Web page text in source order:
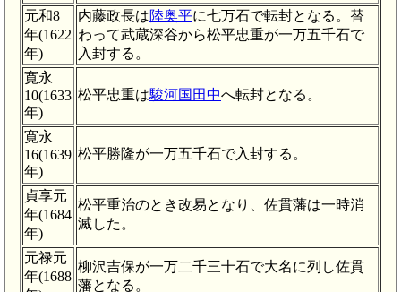
元和8
年(1622
年)
内藤政長は陸奥平に七万石で転封となる。替
わって武蔵深谷から松平忠重が一万五千石で
入封する。
寛永
10(1633
年)
松平忠重は駿河国田中へ転封となる。
寛永
16(1639
年)
松平勝隆が一万五千石で入封する。
貞享元
年(1684
年)
松平重治のとき改易となり、佐貫藩は一時消
滅した。
元禄元
年(1688
柳沢吉保が一万二千三十石で大名に列し佐貫
藩となる。